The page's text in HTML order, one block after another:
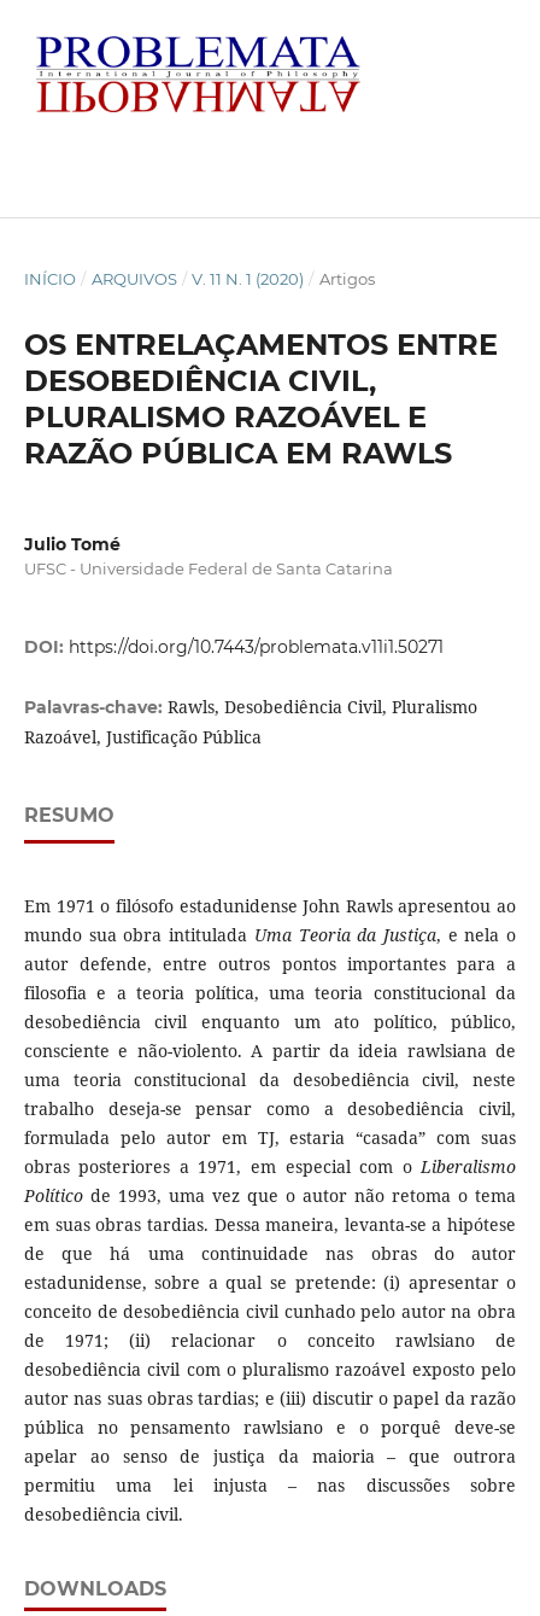
INÍCIO / ARQUIVOS / V. 11 N. 1 (2020) / Artigos
OS ENTRELAÇAMENTOS ENTRE
DESOBEDIÊNCIA CIVIL,
PLURALISMO RAZOÁVEL E
RAZÃO PÚBLICA EM RAWLS
Julio Tomé
UFSC - Universidade Federal de Santa Catarina
DOI: https://doi.org/10.7443/problemata.v11i1.50271
Palavras-chave: Rawls, Desobediência Civil, Pluralismo
Razoável, Justificação Pública
RESUMO
Em 1971 o filósofo estadunidense John Rawls apresentou ao
mundo sua obra intitulada Uma Teoria da Justiça, e nela o
autor defende, entre outros pontos importantes para a
filosofia e a teoria política, uma teoria constitucional da
desobediência civil enquanto um ato político, público,
consciente e não-violento. A partir da ideia rawlsiana de
uma teoria constitucional da desobediência civil, neste
trabalho deseja-se pensar como a desobediência civil,
formulada pelo autor em TJ, estaria “casada” com suas
obras posteriores a 1971, em especial com oLiberalismo
Políticode 1993, uma vez que o autor não retoma o tema
em suas obras tardias. Dessa maneira, levanta-se a hipótese
de que há uma continuidade nas obras do autor
estadunidense, sobre a qual se pretende: (i) apresentar o
conceito de desobediência civil cunhado pelo autor na obra
de 1971; (ii) relacionar o conceito rawlsiano de
desobediência civil com o pluralismo razoável exposto pelo
autor nas suas obras tardias; e (iii) discutir o papel da razão
pública no pensamento rawlsiano e o porquê deve-se
apelar ao senso de justiça da maioria – que outrora
permitiu uma lei injusta – nas discussões sobre
desobediência civil.
DOWNLOADS